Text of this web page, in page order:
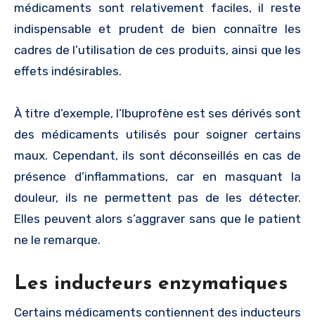
médicaments sont relativement faciles, il reste
indispensable et prudent de bien connaître les
cadres de l’utilisation de ces produits, ainsi que les
effets indésirables.
À titre d’exemple, l’Ibuprofène est ses dérivés sont
des médicaments utilisés pour soigner certains
maux. Cependant, ils sont déconseillés en cas de
présence d’inflammations, car en masquant la
douleur, ils ne permettent pas de les détecter.
Elles peuvent alors s’aggraver sans que le patient
ne le remarque.
Les inducteurs enzymatiques
Certains médicaments contiennent des inducteurs